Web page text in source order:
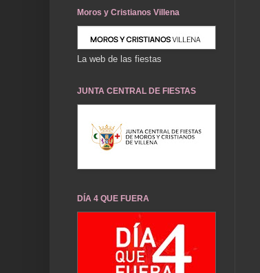
Moros y Cristianos Villena
La web de las fiestas
JUNTA CENTRAL DE FIESTAS
DÍA 4 QUE FUERA